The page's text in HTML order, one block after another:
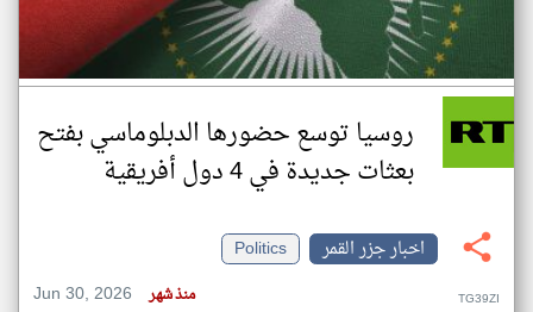
روسيا توسع حضورها الدبلوماسي بفتح
بعثات جديدة في 4 دول أفريقية
اخبار جزر القمر
Politics
Jun 30, 2026
منذ شهر TG39ZI